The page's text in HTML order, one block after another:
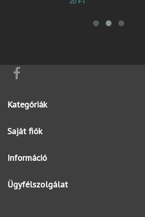
Kategóriák
Saját fiók
Információ
Ügyfélszolgálat